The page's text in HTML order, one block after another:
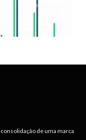
de uma marca